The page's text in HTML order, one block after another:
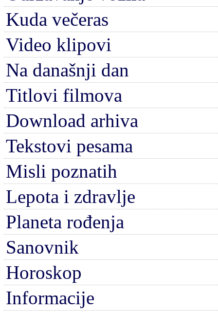
Kuda večeras
Video klipovi
Na današnji dan
Titlovi filmova
Download arhiva
Tekstovi pesama
Misli poznatih
Lepota i zdravlje
Planeta rođenja
Sanovnik
Horoskop
Informacije